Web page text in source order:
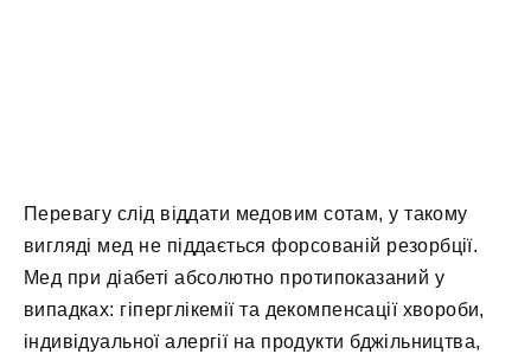
Перевагу слід віддати медовим сотам, у такому
вигляді мед не піддається форсованій резорбції.
Мед при діабеті абсолютно протипоказаний у
випадках: гіперглікемії та декомпенсації хвороби,
індивідуальної алергії на продукти бджільництва,